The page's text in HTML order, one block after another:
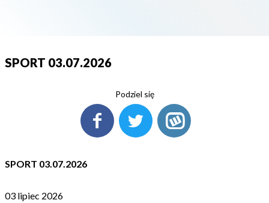
SPORT 03.07.2026
Podziel się
SPORT 03.07.2026
03 lipiec 2026